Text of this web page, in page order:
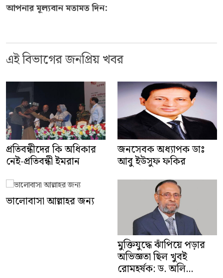
আপনার মূল্যবান মতামত দিন:
এই বিভাগের জনপ্রিয় খবর
প্রতিবন্ধীদের কি অধিকার
নেই-প্রতিবন্ধী ইমরান
জনসেবক অধ্যাপক ডাঃ
আবু ইউসুফ ফকির
ভালোবাসা আল্লাহর জন্য
মুক্তিযুদ্ধে ঝাঁপিয়ে পড়ার
অভিজ্ঞতা ছিল খুবই
রোমহর্ষক: ড. অলি...